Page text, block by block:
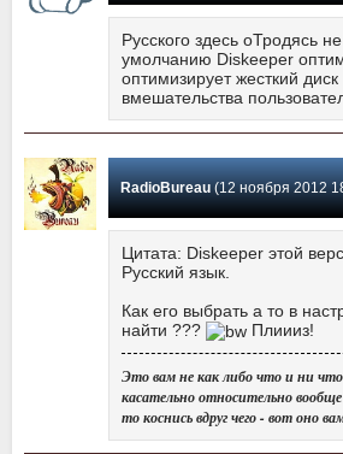
Русского здесь оТродясь
умолчанию Diskeeper
оптимизирует жесткий
вмешательства
RadioBureau(12 ноября 2012 18:23)
Цитата: Diskeeper этой
Русский язык.
Как его выбрать а то в
найти ???
Плиииз!
Это вам не как либо что и ни
касательно относительно
то коснись вдруг чего - вот оно